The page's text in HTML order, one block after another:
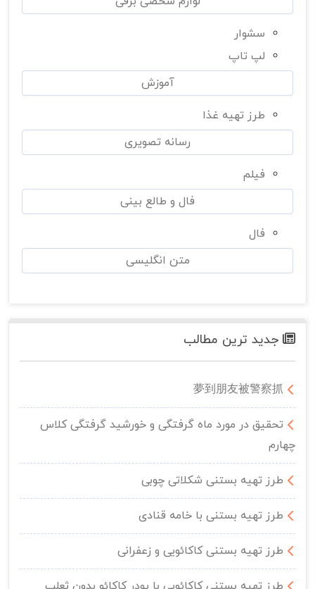
سشوار
لپ تاپ
آموزش
طرز تهیه غذا
رسانه تصویری
فیلم
فال و طالع بینی
فال
متن انگلیسی
جدید ترین مطالب
夢到朋友被警察抓
تحقیق در مورد ماه گرفتگی و خورشید گرفتگی کلاس
چهارم
طرز تهیه بستنی شکلاتی چوبی
طرز تهیه بستنی با خامه قنادی
طرز تهیه بستنی کاکائویی و زعفرانی